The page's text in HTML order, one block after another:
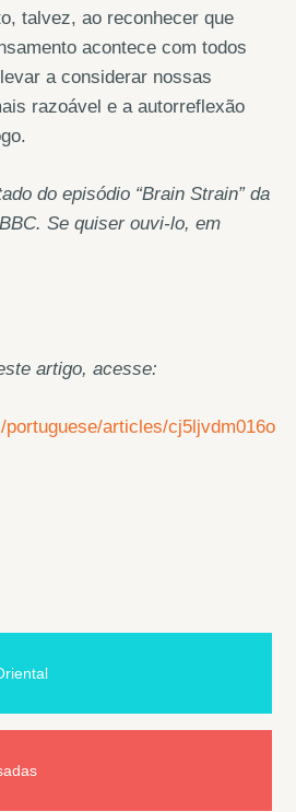
talvez, ao reconhecer que
acontece com todos
a considerar nossas
razoável e a autorreflexão
do episódio “Brain Strain” da
BBC.Se quiser ouvi-lo, em
artigo, acesse:
articles/cj5ljvdm016o